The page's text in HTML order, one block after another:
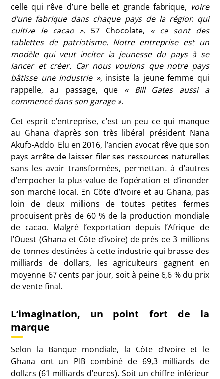
celle qui rêve d’une belle et grande fabrique, voire
d’une fabrique dans chaque pays de la région qui
cultive le cacao ». 57 Chocolate, « ce sont des
tablettes de patriotisme. Notre entreprise est un
modèle qui veut inciter la jeunesse du pays à se
lancer et créer. Car nous voulons que notre pays
bâtisse une industrie », insiste la jeune femme qui
rappelle, au passage, que
« Bill Gates aussi a
commencé dans son garage ».
Cet esprit d’entreprise, c’est un peu ce qui manque
au Ghana d’après son très libéral président Nana
Akufo-Addo. Elu en 2016, l’ancien avocat rêve que son
pays arrête de laisser filer ses ressources naturelles
sans les avoir transformées, permettant à d’autres
d’empocher la plus-value de l’opération et d’inonder
son marché local. En Côte d’Ivoire et au Ghana, pas
loin de deux millions de toutes petites fermes
produisent près de 60 % de la production mondiale
de cacao. Malgré l’exportation depuis l’Afrique de
l’Ouest (Ghana et Côte d’ivoire) de près de 3 millions
de tonnes destinées à cette industrie qui brasse des
milliards de dollars, les agriculteurs gagnent en
moyenne 67 cents par jour, soit à peine 6,6 % du prix
de vente final.
L’imagination, un point fort de la
marque
Selon la Banque mondiale, la Côte d’Ivoire et le
Ghana ont un PIB combiné de 69,3 milliards de
dollars (61 milliards d’euros). Soit un chiffre inférieur